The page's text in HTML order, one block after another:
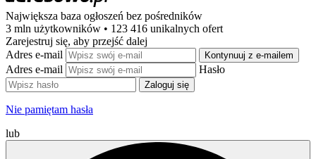
Największa baza ogłoszeń bez pośredników
3 mln użytkowników • 123 416 unikalnych ofert
Zarejestruj się, aby przejść dalej
Adres e-mail
Kontynuuj z e-mailem
Adres e-mail Hasło
Zaloguj się
Nie pamiętam hasła
lub